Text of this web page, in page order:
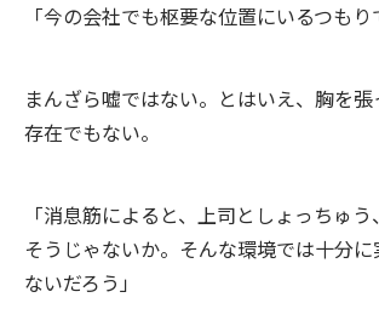
「今の会社でも枢要な位置にいるつもり
まんざら嘘ではない。とはいえ、胸を
存在でもない。
「消息筋によると、上司としょっちゅ
そうじゃないか。そんな環境では十分
ないだろう」